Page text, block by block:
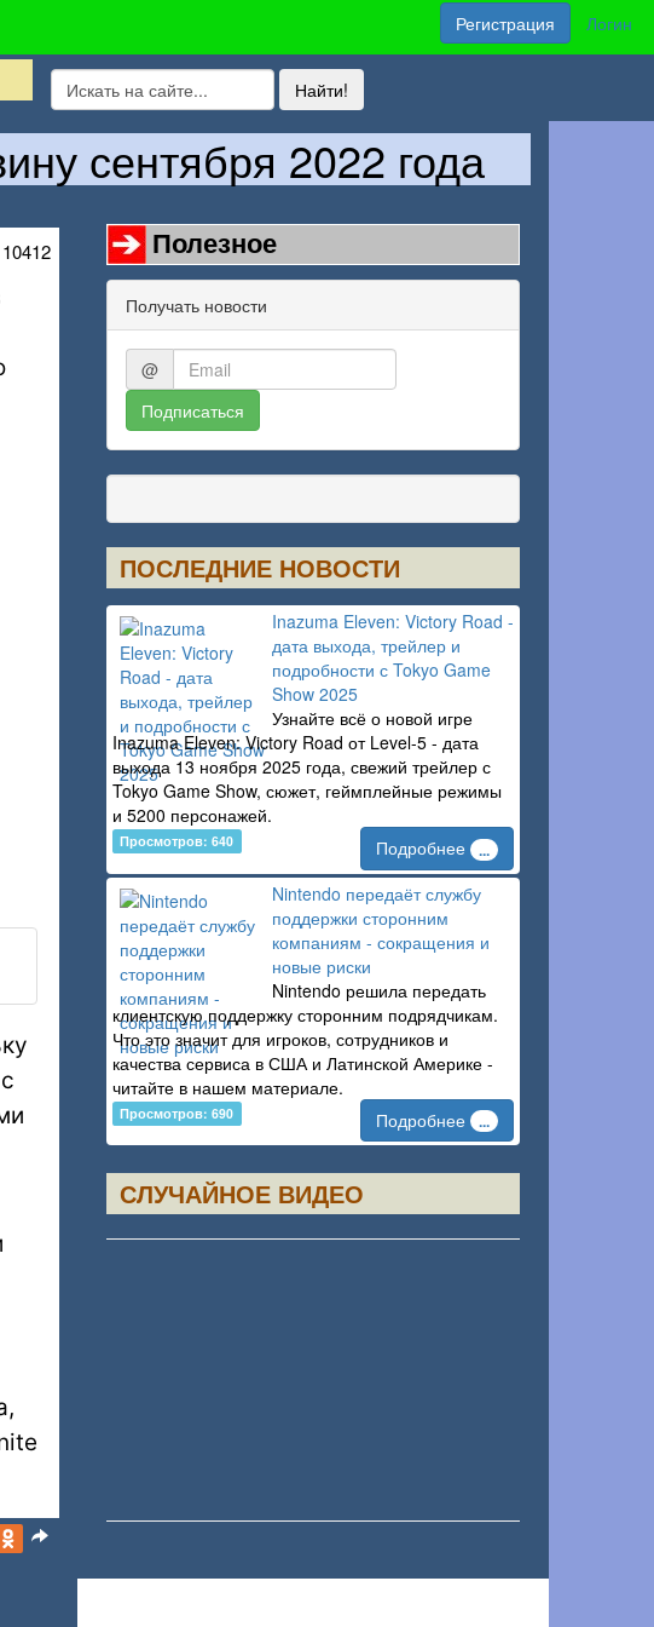
Регистрация Логин
сентября 2022 года
10412 Полезное
Получать новости
@
Подписаться
ПОСЛЕДНИЕ НОВОСТИ
Inazuma Eleven: Victory Road -
дата выхода, трейлер и
подробности с Tokyo Game
Show 2025
Узнайте всё о новой игре
Inazuma Eleven: Victory Road от Level-5 - дата
выхода 13 ноября 2025 года, свежий трейлер с
Tokyo Game Show, сюжет, геймплейные режимы
и 5200 персонажей.
Просмотров: 640 Подробнее ...
Nintendo передаёт службу
поддержки сторонним
компаниям - сокращения и
новые риски
Nintendo решила передать
клиентскую поддержку сторонним подрядчикам.
Что это значит для игроков, сотрудников и
качества сервиса в США и Латинской Америке -
читайте в нашем материале.
Просмотров: 690 Подробнее ...
СЛУЧАЙНОЕ ВИДЕО